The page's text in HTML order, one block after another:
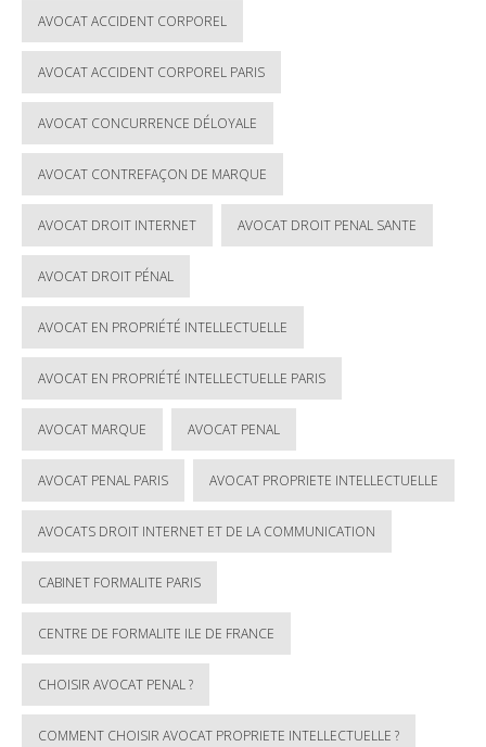
AVOCAT ACCIDENT CORPOREL
AVOCAT ACCIDENT CORPOREL PARIS
AVOCAT CONCURRENCE DÉLOYALE
AVOCAT CONTREFAÇON DE MARQUE
AVOCAT DROIT INTERNET AVOCAT DROIT PENAL SANTE
AVOCAT DROIT PÉNAL
AVOCAT EN PROPRIÉTÉ INTELLECTUELLE
AVOCAT EN PROPRIÉTÉ INTELLECTUELLE PARIS
AVOCAT MARQUE AVOCAT PENAL
AVOCAT PENAL PARIS AVOCAT PROPRIETE INTELLECTUELLE
AVOCATS DROIT INTERNET ET DE LA COMMUNICATION
CABINET FORMALITE PARIS
CENTRE DE FORMALITE ILE DE FRANCE
CHOISIR AVOCAT PENAL ?
COMMENT CHOISIR AVOCAT PROPRIETE INTELLECTUELLE ?